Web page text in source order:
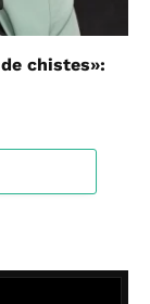
chistes»: